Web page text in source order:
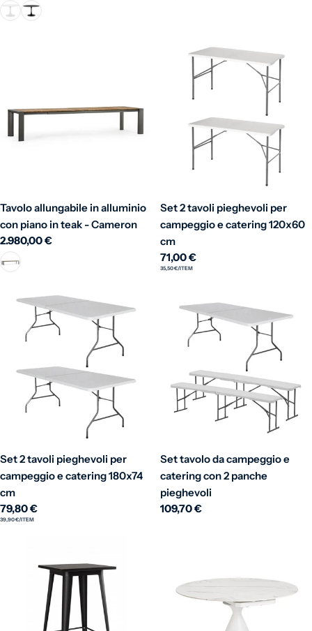
Tavolo allungabile in alluminio
con piano in teak - Cameron
Prezzo normale
2.980,00 €
Set 2 tavoli pieghevoli per
campeggio e catering 120x60
cm
Prezzo normale
71,00 €
PREZZO UNITARIO
35,50 €/PER
ITEM
Set 2 tavoli pieghevoli per
campeggio e catering 180x74
cm
Prezzo normale
79,80 €
PREZZO UNITARIO
39,90 €/PER
ITEM
Set tavolo da campeggio e
catering con 2 panche
pieghevoli
Prezzo normale
109,70 €